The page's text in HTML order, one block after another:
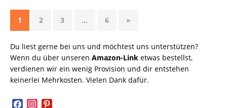
1 2 3 … 6 »
Du liest gerne bei uns und möchtest uns unterstützen?
Wenn du über unseren Amazon-Link etwas bestellst,
verdienen wir ein wenig Provision und dir entstehen
keinerlei Mehrkosten. Vielen Dank dafür.
facebookinstagram
pinterest